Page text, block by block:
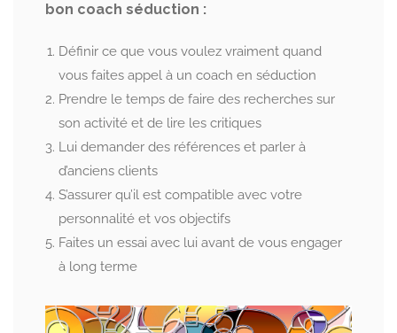
bon coach séduction :
Définir ce que vous voulez vraiment quand
vous faites appel à un coach en séduction
Prendre le temps de faire des recherches sur
son activité et de lire les critiques
Lui demander des références et parler à
d’anciens clients
S’assurer qu’il est compatible avec votre
personnalité et vos objectifs
Faites un essai avec lui avant de vous engager
à long terme